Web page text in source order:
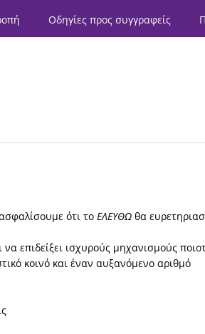
Οδηγίες προς συγγραφείς
ότι το ΕΛΕΥΘΩ θα
να επιδείξει ισχυρούς μηχανισμούς
κοινό και έναν αυξανόμενο αριθμό